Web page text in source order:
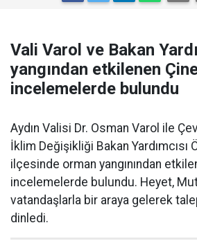
Vali Varol ve Bakan
yangından etkilenen
incelemelerde bulundu
Aydın Valisi Dr. Osman Varol ile
İklim Değişikliği Bakan Yardımcısı
ilçesinde orman yangınından
incelemelerde bulundu. Heyet,
vatandaşlarla bir araya gelerek
dinledi.